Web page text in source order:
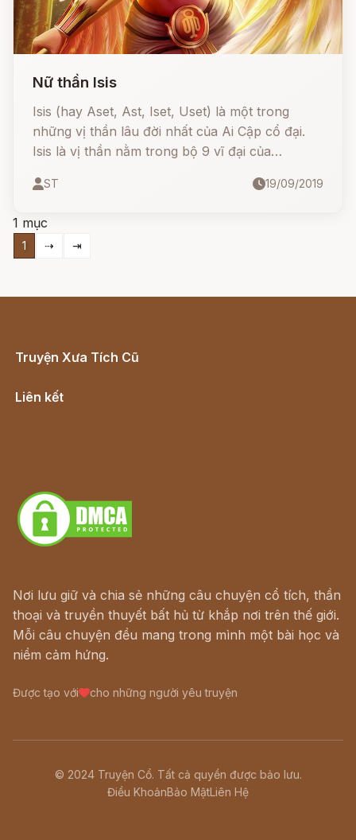
Nữ thần Isis
Isis (hay Aset, Ast, Iset, Uset) là một trong
những vị thần lâu đời nhất của Ai Cập cổ đại.
Isis là vị thần nằm trong bộ 9 vĩ đại của
ST 19/09/2019
1 mục
1 ⇢ ⇥
Truyện Xưa Tích Cũ
Liên kết
Nơi lưu giữ và chia sẻ những câu chuyện cổ tích, thần
thoại và truyền thuyết bất hủ từ khắp nơi trên thế giới.
Mỗi câu chuyện đều mang trong mình một bài học và
niềm cảm hứng.
Được tạo với cho những người yêu truyện
© 2024 Truyện Cổ. Tất cả quyền được bảo lưu.
Điều KhoảnBảo MậtLiên Hệ